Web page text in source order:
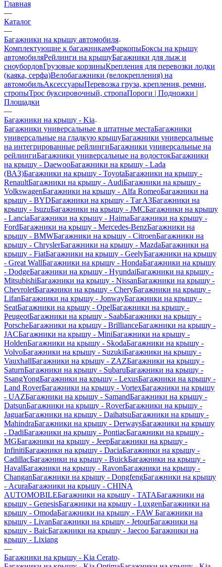
Главная
—
Каталог
—
Багажники на крышу автомобиля
Комплектующие к багажникамФаркопыБоксы на крышу
автомобиляРейлинги на крышуБагажники для лыж и
сноубордовГрузовые корзиныКрепления для перевозки лодки
(каяка, серфа)Велобагажники (велокрепления) на
автомобильАксессуарыПеревозка груза, крепления, ремни,
стропыТрос буксировочный, стропаПороги | Подножки |
Площадки
—
Багажники на крышу - Kia
Багажники универсальные в штатные местаБагажники
универсальные на гладкую крышуБагажники универсальные
на интегрированные рейлингиБагажники универсальные на
рейлингиБагажники универсальные на водостокБагажники
на крышу - DaewooБагажники на крышу - Lada
(ВАЗ)Багажники на крышу - ToyotaБагажники на крышу -
RenaultБагажники на крышу - AudiБагажники на крышу -
VolkswagenБагажники на крышу - Alfa RomeoБагажники на
крышу - BYDБагажники на крышу - ТагАЗБагажники на
крышу - IsuzuБагажники на крышу - JMCБагажники на крышу
- LanciaБагажники на крышу - HaimaБагажники на крышу -
FordБагажники на крышу - Mercedes-BenzБагажники на
крышу - BMWБагажники на крышу - CitroenБагажники на
крышу - ChryslerБагажники на крышу - MazdaБагажники на
крышу - FiatБагажники на крышу - GeelyБагажники на крышу
- Great WallБагажники на крышу - HondaБагажники на крышу
- DodgeБагажники на крышу - HyundaiБагажники на крышу -
MitsubishiБагажники на крышу - NissanБагажники на крышу -
ChevroletБагажники на крышу - CheryБагажники на крышу -
LifanБагажники на крышу - JonwayБагажники на крышу -
SeatБагажники на крышу - OpelБагажники на крышу -
PeugeotБагажники на крышу - SaabБагажники на крышу -
PorscheБагажники на крышу - BrillianceБагажники на крышу -
JACБагажники на крышу - MiniБагажники на крышу -
HoldenБагажники на крышу - SkodaБагажники на крышу -
VolvoБагажники на крышу - SuzukiБагажники на крышу -
VauxhallБагажники на крышу - ZAZБагажники на крышу -
SaturnБагажники на крышу - SubaruБагажники на крышу -
SsangYongБагажники на крышу - LexusБагажники на крышу -
Land RoverБагажники на крышу - VortexБагажники на крышу
- UAZБагажники на крышу - SamandБагажники на крышу -
DatsunБагажники на крышу - RoverБагажники на крышу -
JaguarБагажники на крышу - DaihatsuБагажники на крышу -
MahindraБагажники на крышу - DerwaysБагажники на крышу
- DadiБагажники на крышу - PontiacБагажники на крышу -
MGБагажники на крышу - JeepБагажники на крышу -
InfinitiБагажники на крышу - DaciaБагажники на крышу -
CadillacБагажники на крышу - BuickБагажники на крышу -
HavalБагажники на крышу - RavonБагажники на крышу -
ChanganБагажники на крышу - DongfengБагажники на крышу
- AcuraБагажники на крышу - CHINA
AUTOMOBILEБагажники на крышу - TATAБагажники на
крышу - GenesisБагажники на крышу - LuxgenБагажники на
крышу - OmodaБагажники на крышу - FAW Багажники на
крышу - LivanБагажники на крышу - JetourБагажники на
крышу - BaicБагажники на крышу - Jaecoo Багажники на
крышу - Lixiang
—
Багажники на крышу - Kia Cerato